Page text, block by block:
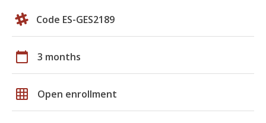
Code ES-GES2189
calendar_today 3 months
grid_on Open enrollment